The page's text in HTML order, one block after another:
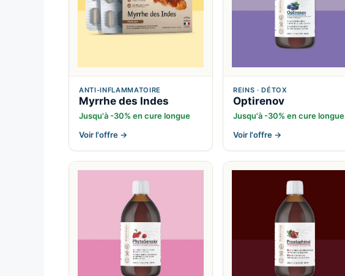
ANTI-INFLAMMATOIRE
Myrrhe des Indes
Jusqu'à -30% en cure longue
Voir l'offre →
REINS · DÉTOX
Optirenov
Jusqu'à -30% en cure longue
Voir l'offre →